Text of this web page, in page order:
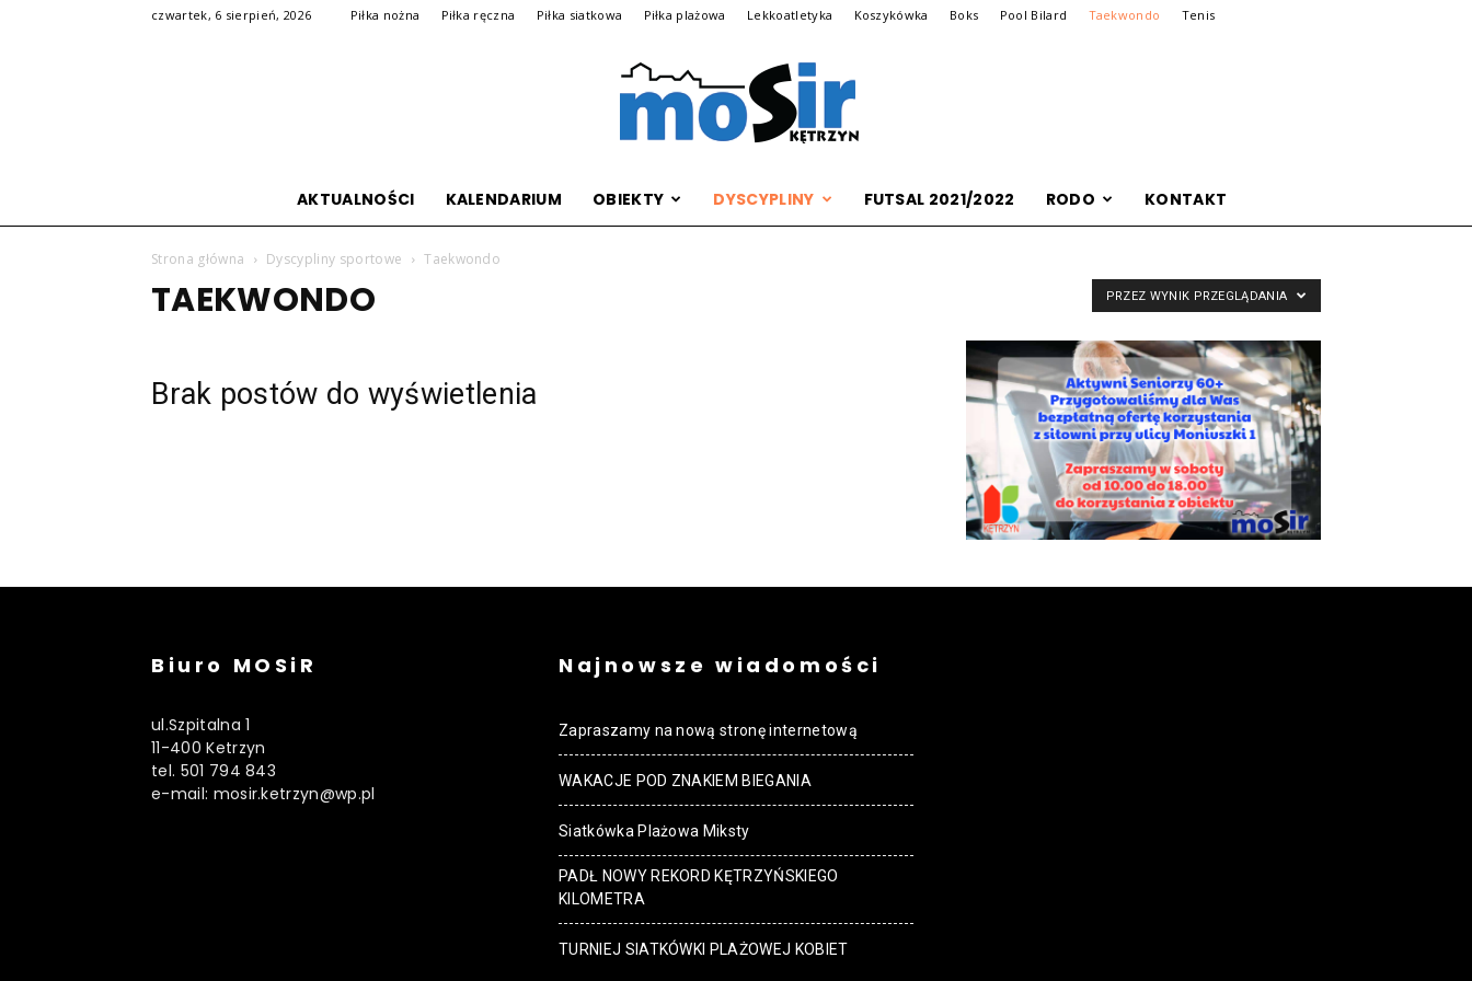
czwartek, 6 sierpień, 2026 Piłka nożna Piłka ręczna Piłka siatkowa Piłka plażowa Lekkoatletyka Koszykówka Boks Pool Bilard Taekwondo Tenis
Archiwalna
Kętrzyn
AKTUALNOŚCI KALENDARIUM OBIEKTY DYSCYPLINY FUTSAL 2021/2022 RODO KONTAKT
Strona główna Dyscypliny sportowe Taekwondo
TAEKWONDO PRZEZ WYNIK PRZEGLĄDANIA
Brak postów do wyświetlenia
Biuro MOSiR
ul.Szpitalna 1
11-400 Ketrzyn
tel. 501 794 843
e-mail: mosir.ketrzyn@wp.pl
Najnowsze wiadomości
Zapraszamy na nową stronę internetową
WAKACJE POD ZNAKIEM BIEGANIA
Siatkówka Plażowa Miksty
PADŁ NOWY REKORD KĘTRZYŃSKIEGO
KILOMETRA
TURNIEJ SIATKÓWKI PLAŻOWEJ KOBIET